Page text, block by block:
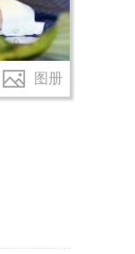
图册